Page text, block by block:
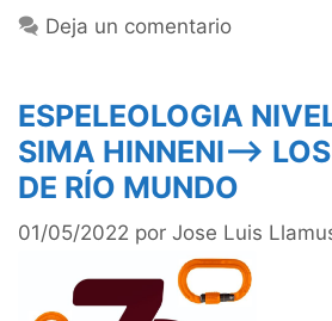
Deja un comentario
ESPELEOLOGIA
SIMA HINNENI—>
DE RÍO MUNDO
01/05/2022 por Jose Luis